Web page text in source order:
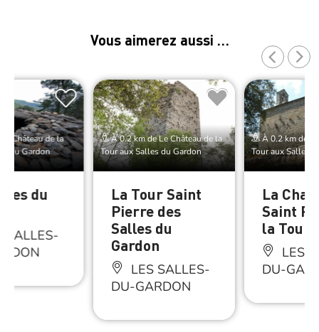
Vous aimerez aussi …
Château de la
du Gardon
du
SALLES-
À 0.2 km de Le Château de la
Tour aux Salles du Gardon
La Tour Saint
Pierre des
Salles du
Gardon
LES SALLES-
DU-GARDON
À 0.2 km de
Tour aux Salles
La
Saint
la Tour
LES
DU-